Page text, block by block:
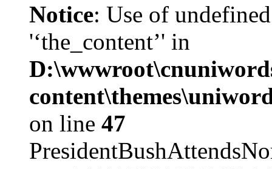
Notice: Use of
'‘the_content’' in
on line 47